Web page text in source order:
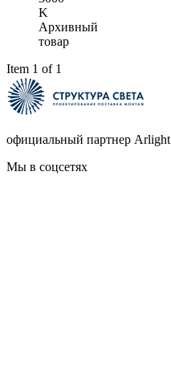
K
Архивный
товар
Item 1 of 1
официальный партнер Arlight
Мы в соцсетях